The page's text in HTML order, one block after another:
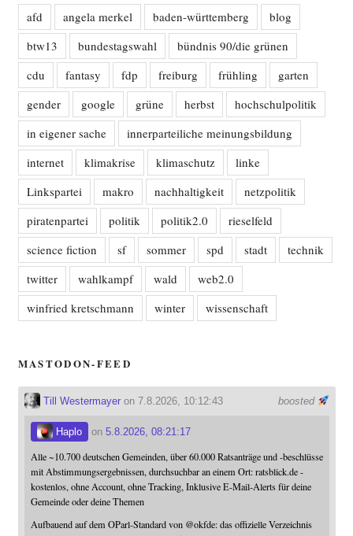
afd angela merkel baden-württemberg
blog
btw13
bundestagswahl
bündnis 90/die grünen
cdu
fantasy fdp freiburg frühling
garten
gender
google grüne herbst
hochschulpolitik
in eigener sache
innerparteiliche meinungsbildung
internet
klimakrise klimaschutz
linke
Linkspartei
makro nachhaltigkeit
netzpolitik
piratenpartei
politik politik2.0
rieselfeld
science fiction
sf sommer spd stadt
technik
twitter
wahlkampf wald
web2.0
winfried kretschmann
winter wissenschaft
MASTODON-FEED
boosted
Till Westermayeron 7.8.2026, 10:12:43
Haplo on 5.8.2026, 08:21:17
Alle ~10.700 deutschen Gemeinden, über 60.000 Ratsanträge und -beschlüsse
mit Abstimmungsergebnissen, durchsuchbar an einem Ort: ratsblick.de -
kostenlos, ohne Account, ohne Tracking, Inklusive E-Mail-Alerts für deine
Gemeinde oder deine Themen
Aufbauend auf dem OParl-Standard von @okfde: das offizielle Verzeichnis